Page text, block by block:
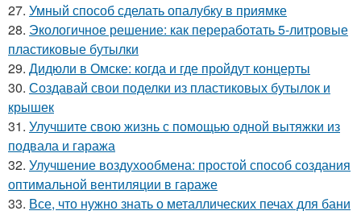
27. Умный способ сделать опалубку в приямке
28. Экологичное решение: как переработать 5-литровые
пластиковые бутылки
29. Дидюли в Омске: когда и где пройдут концерты
30. Создавай свои поделки из пластиковых бутылок и
крышек
31. Улучшите свою жизнь с помощью одной вытяжки из
подвала и гаража
32. Улучшение воздухообмена: простой способ создания
оптимальной вентиляции в гараже
33. Все, что нужно знать о металлических печах для бани